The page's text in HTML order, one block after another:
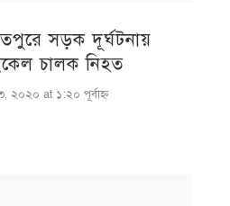
সড়ক দূর্ঘটনায়
চালক নিহত
২০২০ at ১:২০ পূর্বাহ্ণ